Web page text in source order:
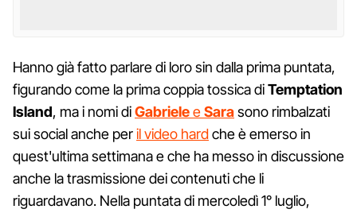
Hanno già fatto parlare di loro sin dalla prima puntata,
figurando come la prima coppia tossica diTemptation
Island, ma i nomi diGabrieleeSarasono rimbalzati
sui social anche peril video hardche è emerso in
quest'ultima settimana e che ha messo in discussione
anche la trasmissione dei contenuti che li
riguardavano. Nella puntata di mercoledì 1° luglio,